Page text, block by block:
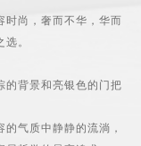
尚，奢而不华，华而
。
背景和亮银色的门把
气质中静静的流淌，